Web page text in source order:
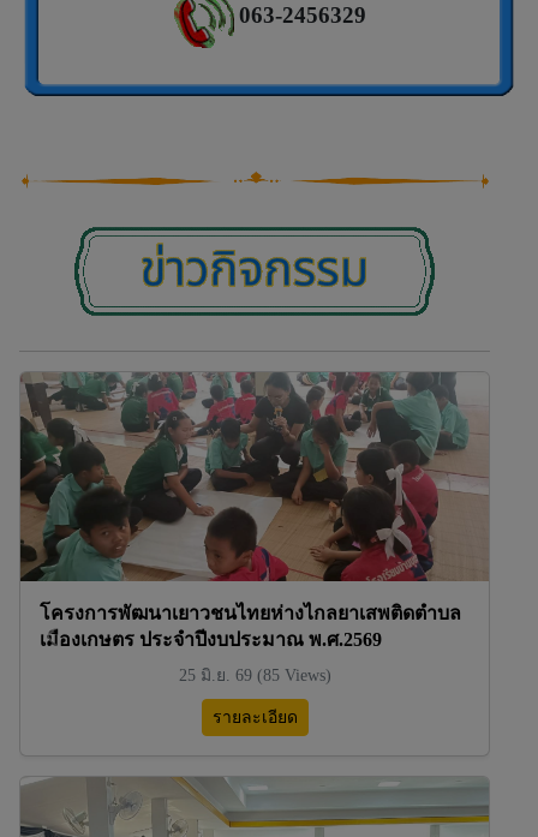
063-2456329
โครงการพัฒนาเยาวชนไทยห่างไกลยาเสพติดตำบล
เมืองเกษตร ประจำปีงบประมาณ พ.ศ.2569
25 มิ.ย. 69 (85 Views)
รายละเอียด
Previous